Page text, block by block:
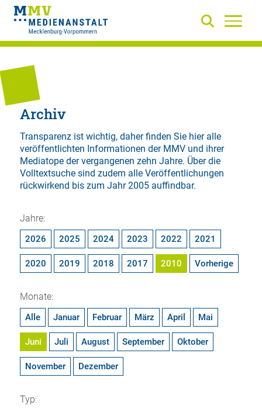
Archiv
Transparenz ist wichtig, daher finden Sie hier alle
veröffentlichten Informationen der MMV und ihrer
Mediatope der vergangenen zehn Jahre. Über die
Volltextsuchesind zudem alle Veröffentlichungen
rückwirkend bis zum Jahr 2005 auffindbar.
Jahre:
2026 2025 2024 2023 2022 2021
2020 2019 2018 2017 2010 Vorherige
Monate:
Alle Januar Februar März April Mai
Juni Juli August September Oktober
November Dezember
Typ: